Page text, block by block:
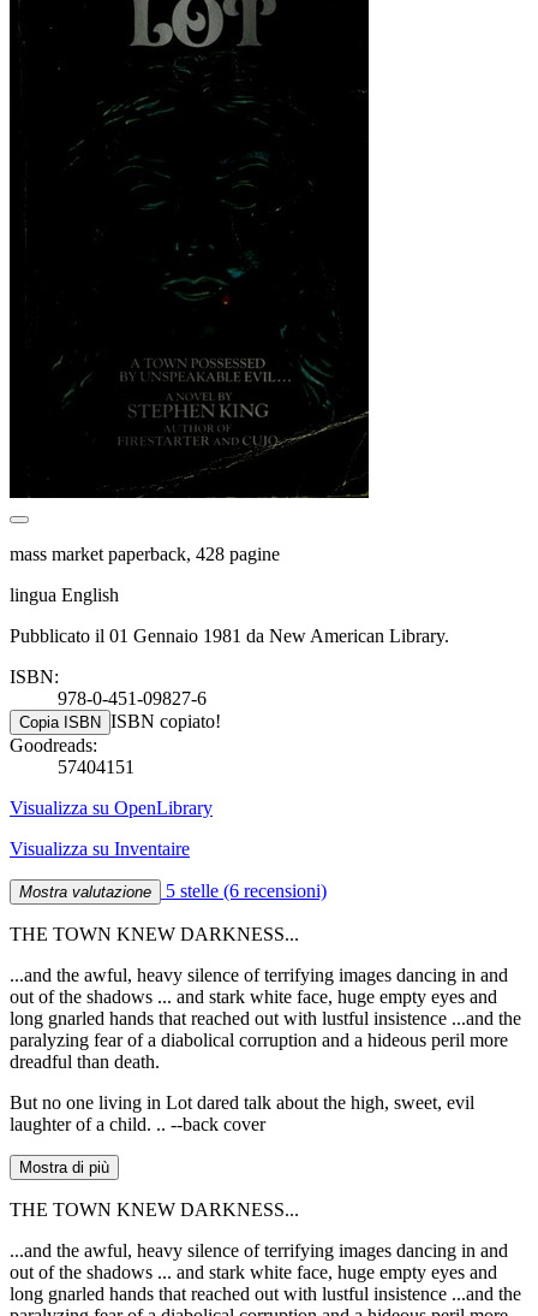
mass market paperback, 428 pagine
lingua English
Pubblicato il 01 Gennaio 1981 da New American Library.
ISBN:
978-0-451-09827-6
Copia ISBN ISBN copiato!
Goodreads:
57404151
Visualizza su OpenLibrary
Visualizza su Inventaire
Mostra valutazione 5 stelle (6 recensioni)
THE TOWN KNEW DARKNESS...
...and the awful, heavy silence of terrifying images dancing in and
out of the shadows ... and stark white face, huge empty eyes and
long gnarled hands that reached out with lustful insistence ...and the
paralyzing fear of a diabolical corruption and a hideous peril more
dreadful than death.
But no one living in Lot dared talk about the high, sweet, evil
laughter of a child. .. --back cover
Mostra di più
THE TOWN KNEW DARKNESS...
...and the awful, heavy silence of terrifying images dancing in and
out of the shadows ... and stark white face, huge empty eyes and
long gnarled hands that reached out with lustful insistence ...and the